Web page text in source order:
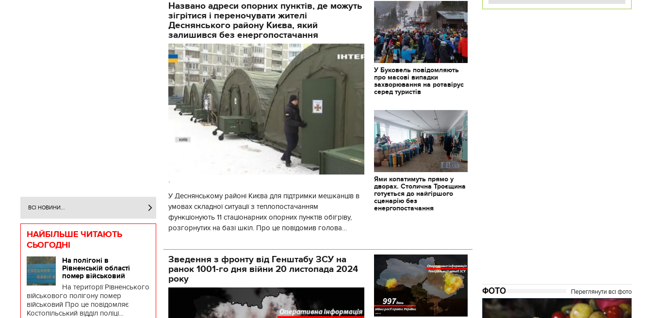
ВСІ НОВИНИ...
НАЙБІЛЬШЕ ЧИТАЮТЬ
СЬОГОДНІ
На полігоні в
Рівненській області
помер військовий
На території Рівненського
військового полігону помер
військовий Про це повідомляє
Костопільський відділ поліці...
Названо адреси опорних пунктів, де можуть
зігрітися і переночувати жителі
Деснянського району Києва, який
залишився без енергопостачання
.
У Деснянському районі Києва для підтримки мешканців в
умовах складної ситуації з теплопостачанням
функціонують 11 стаціонарних опорних пунктів обігріву,
розгорнутих на базі шкіл. Про це повідомив голова
У Буковель повідомляють
про масові випадки
захворювання на ротавірус
серед туристів
Ями копатимуть прямо у
дворах. Столична Троєщина
готується до найгіршого
сценарію без
енергопостачання
Зведення з фронту від Генштабу ЗСУ на
ранок 1001-го дня війни 20 листопада 2024
року
ФОТО Переглянути всі фото